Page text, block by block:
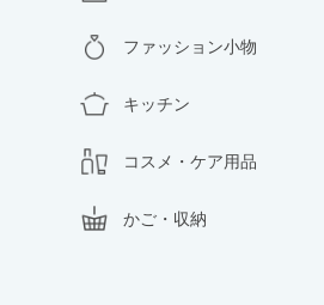
ファッション小物
キッチン
コスメ・ケア用品
かご・収納